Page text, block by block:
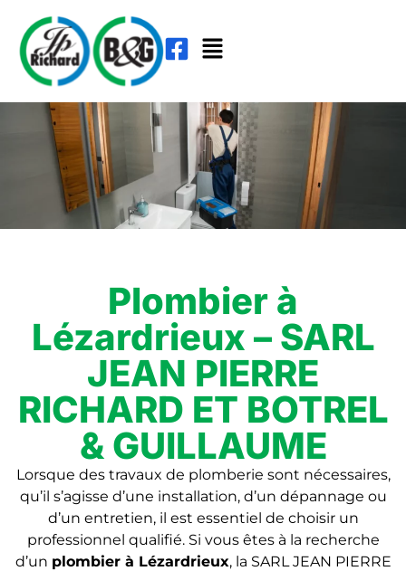
Plombier à
Lézardrieux – SARL
JEAN PIERRE
RICHARD ET BOTREL
& GUILLAUME
Lorsque des travaux de plomberie sont nécessaires,
qu’il s’agisse d’une installation, d’un dépannage ou
d’un entretien, il est essentiel de choisir un
professionnel qualifié. Si vous êtes à la recherche
d’un plombier à Lézardrieux, la SARL JEAN PIERRE